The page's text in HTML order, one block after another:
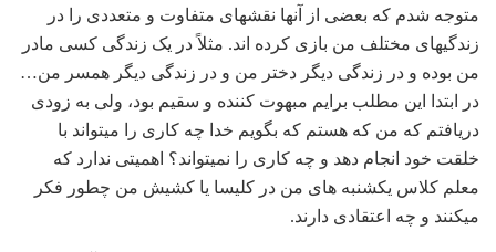
متوجه شدم که بعضی از آنها نقشهای متفاوت و متعددی را در
زندگی‏های مختلف من بازی کرده ‏اند. مثلاً در یک زندگی کسی مادر
من بوده و در زندگی دیگر دختر من و در زندگی دیگر همسر من…
در ابتدا این مطلب برایم مبهوت کننده و سقیم بود، ولی به زودی
دریافتم که من که هستم که بگویم خدا چه کاری را می‏تواند با
خلقت خود انجام دهد و چه کاری را نمی‏تواند؟ اهمیتی ندارد که
معلم کلاس یکشنبه‏ های من در کلیسا یا کشیش من چطور فکر
می‏کنند و چه اعتقادی دارند.